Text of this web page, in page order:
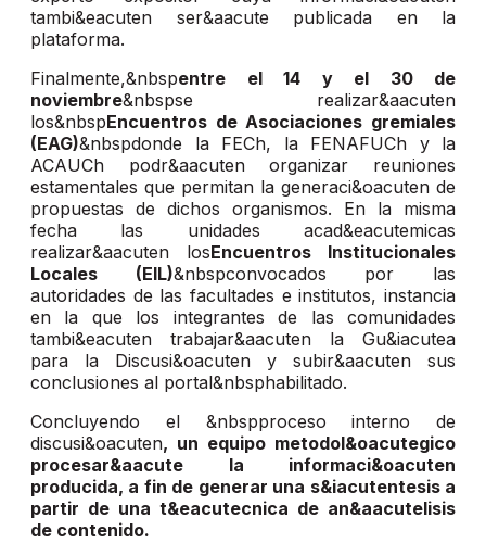
tambi&eacuten ser&aacute publicada en la
plataforma.
Finalmente,&nbspentre el 14 y el 30 de
noviembre&nbspse realizar&aacuten
los&nbspEncuentros de Asociaciones gremiales
(EAG)&nbspdonde la FECh, la FENAFUCh y la
ACAUCh podr&aacuten organizar reuniones
estamentales que permitan la generaci&oacuten de
propuestas de dichos organismos. En la misma
fecha las unidades acad&eacutemicas
realizar&aacuten losEncuentros Institucionales
Locales (EIL)&nbspconvocados por las
autoridades de las facultades e institutos, instancia
en la que los integrantes de las comunidades
tambi&eacuten trabajar&aacuten la Gu&iacutea
para la Discusi&oacuten y subir&aacuten sus
conclusiones al portal&nbsphabilitado.
Concluyendo el &nbspproceso interno de
discusi&oacuten, un equipo metodol&oacutegico
procesar&aacute la informaci&oacuten
producida, a fin de generar una s&iacutentesis a
partir de una t&eacutecnica de an&aacutelisis
de contenido.